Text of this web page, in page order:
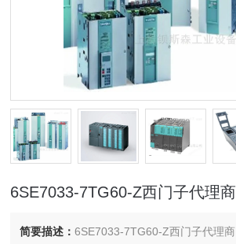
6SE7033-7TG60-Z西门子代理商
简要描述：6SE7033-7TG60-Z西门子代理商